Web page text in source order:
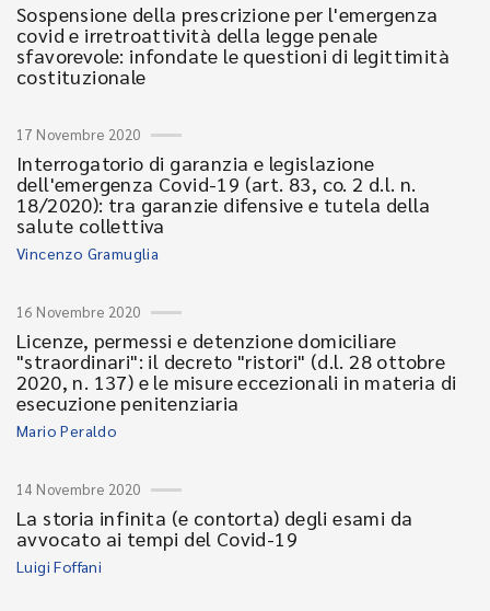
Sospensione della prescrizione per l'emergenza
covid e irretroattività della legge penale
sfavorevole: infondate le questioni di legittimità
costituzionale
17 Novembre 2020
Interrogatorio di garanzia e legislazione
dell'emergenza Covid-19 (art. 83, co. 2 d.l. n.
18/2020): tra garanzie difensive e tutela della
salute collettiva
Vincenzo Gramuglia
16 Novembre 2020
Licenze, permessi e detenzione domiciliare
"straordinari": il decreto "ristori" (d.l. 28 ottobre
2020, n. 137) e le misure eccezionali in materia di
esecuzione penitenziaria
Mario Peraldo
14 Novembre 2020
La storia infinita (e contorta) degli esami da
avvocato ai tempi del Covid-19
Luigi Foffani